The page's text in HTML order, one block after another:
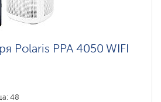
Polaris PPA 4050 WIFI
48